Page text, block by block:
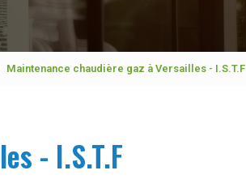
Maintenance chaudière gaz à Versailles - I.S.T.F
- I.S.T.F